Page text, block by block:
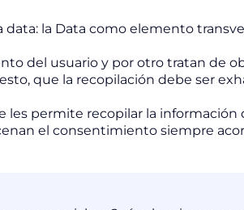
data: la Data como elemento
del usuario y por otro tratan de
que la recopilación debe ser
permite recopilar la información
el consentimiento siempre